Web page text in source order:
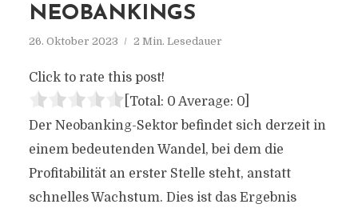
NEOBANKINGS
26. Oktober 2023 2 Min. Lesedauer
Click to rate this post!
[Total: 0 Average: 0]
Der Neobanking-Sektor befindet sich derzeit in
einem bedeutenden Wandel, bei dem die
Profitabilität an erster Stelle steht, anstatt
schnelles Wachstum. Dies ist das Ergebnis